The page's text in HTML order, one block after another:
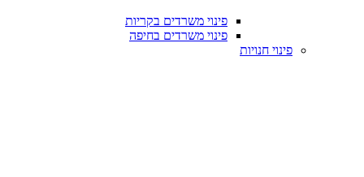
פינוי משרדים בקריות
פינוי משרדים בחיפה
פינוי חנויות